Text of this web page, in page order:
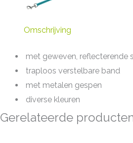
Omschrijving
met geweven, reflecterende
traploos verstelbare band
met metalen gespen
diverse kleuren
Gerelateerde